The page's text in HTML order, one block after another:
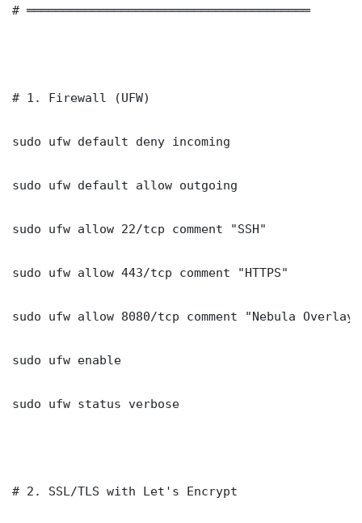
# ═══════════════════════════════════════
# 1. Firewall (UFW)
sudo ufw default deny incoming
sudo ufw default allow outgoing
sudo ufw allow 22/tcp comment "SSH"
sudo ufw allow 443/tcp comment "HTTPS"
sudo ufw allow 8080/tcp comment "Nebula
sudo ufw enable
sudo ufw status verbose
# 2. SSL/TLS with Let's Encrypt